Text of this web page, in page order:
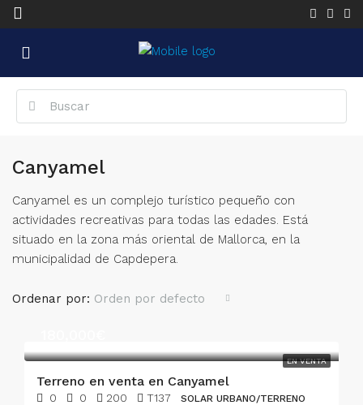
Canyamel
Canyamel es un complejo turístico pequeño con
actividades recreativas para todas las edades. Está
situado en la zona más oriental de Mallorca, en la
municipalidad de Capdepera.
Ordenar por: Orden por defecto
EN VENTA
Terreno en venta en Canyamel
0 0 200 T137 SOLAR URBANO/TERRENO